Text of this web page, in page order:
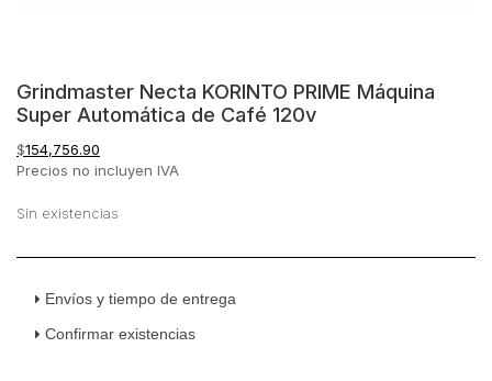
Grindmaster Necta KORINTO PRIME Máquina
Super Automática de Café 120v
$154,756.90
Precios no incluyen IVA
Sin existencias
Envíos y tiempo de entrega
Confirmar existencias